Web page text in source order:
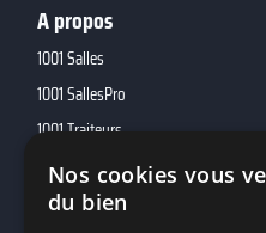
A propos
1001 Salles
1001 SallesPro
1001 Traiteurs
1001 DJ
10h01
Nos cookies vous
du bien